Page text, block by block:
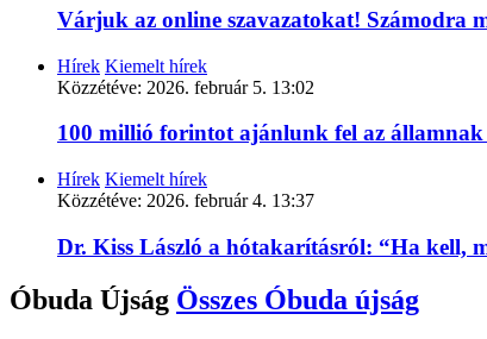
Várjuk az online szavazatokat! Számodra
Hírek Kiemelt hírek
Közzétéve: 2026. február 5. 13:02
100 millió forintot ajánlunk fel az államnak
Hírek Kiemelt hírek
Közzétéve: 2026. február 4. 13:37
Dr. Kiss László a hótakarításról: “Ha kell,
Óbuda Újság Összes Óbuda újság